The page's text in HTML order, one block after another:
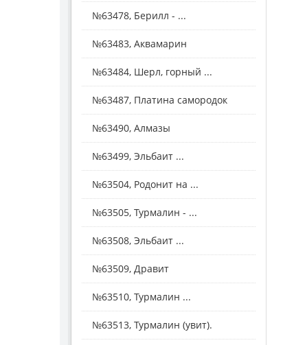
№63478, Берилл - ...
№63483, Аквамарин
№63484, Шерл, горный ...
№63487, Платина самородок
№63490, Алмазы
№63499, Эльбаит ...
№63504, Родонит на ...
№63505, Турмалин - ...
№63508, Эльбаит ...
№63509, Дравит
№63510, Турмалин ...
№63513, Турмалин (увит).